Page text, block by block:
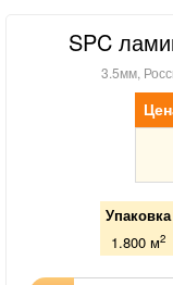
SPC
3.5мм,
Упаковка
1.800 м2